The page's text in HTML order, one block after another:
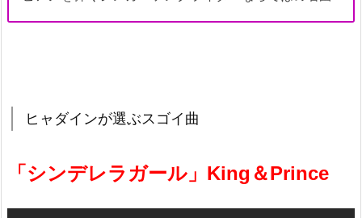
ヒャダインが選ぶスゴイ曲
「シンデレラガール」King＆Prince